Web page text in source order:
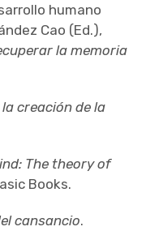
humano
Cao (Ed.),
la memoria
creación de la
The theory of
Books.
cansancio.